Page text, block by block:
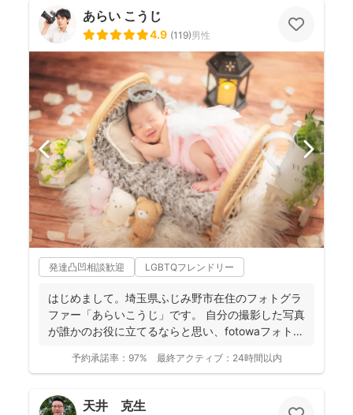
あらい こうじ
4.9 (119)男性
発達凸凹相談歓迎 LGBTQフレンドリー
はじめまして。埼玉県ふじみ野市在住のフォトグラ
ファー「あらいこうじ」です。 自分の撮影した写真
が誰かのお役に立てるならと思い、fotowaフォトグ
予約承諾率： 97% 最終アクティブ： 24時間以内
天井 克生